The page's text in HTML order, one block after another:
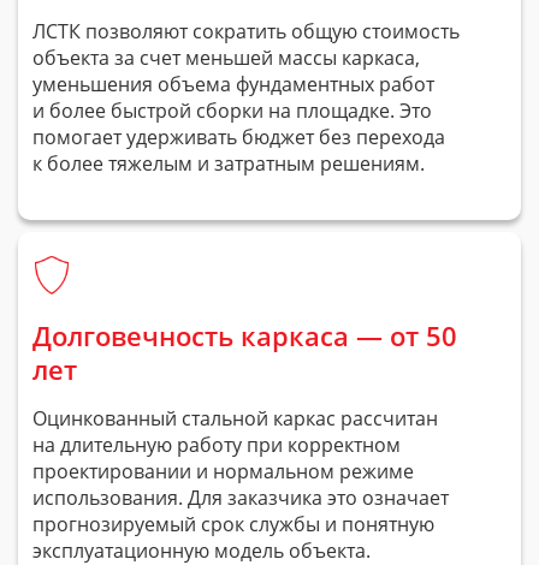
ЛСТК позволяют сократить общую стоимость
объекта за счет меньшей массы каркаса,
уменьшения объема фундаментных работ
и более быстрой сборки на площадке. Это
помогает удерживать бюджет без перехода
к более тяжелым и затратным решениям.
Долговечность каркаса — от 50
лет
Оцинкованный стальной каркас рассчитан
на длительную работу при корректном
проектировании и нормальном режиме
использования. Для заказчика это означает
прогнозируемый срок службы и понятную
эксплуатационную модель объекта.